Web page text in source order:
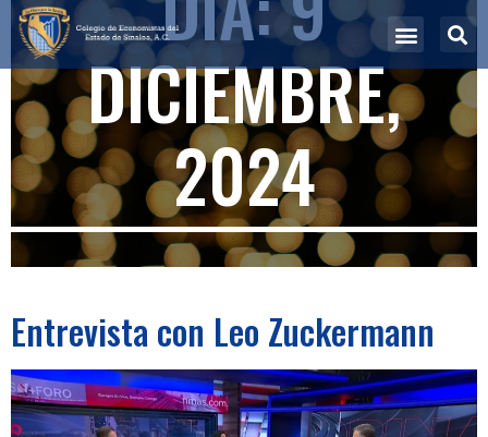
DICIEMBRE,
2024
Entrevista con Leo Zuckermann